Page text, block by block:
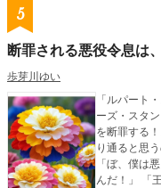
5
断罪される悪役令息は
歩芽川ゆい
「ルパート
ーズ・スタ
を断罪する
り通ると思
「ぼ、僕は
んだ！」 「